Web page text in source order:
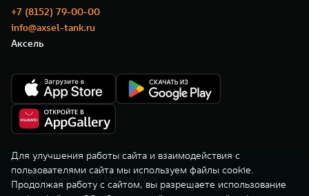
+7 (8152) 79-00-00
info@axsel-tank.ru
Аксель
© ООО «Грейт Волл Мотор Рус»
Для улучшения работы сайта и взаимодействия с
пользователями сайта мы используем файлы cookie.
Продолжая работу с сайтом, вы разрешаете использование